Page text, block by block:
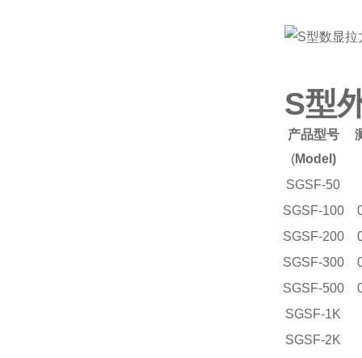
S型
产品型号
(Model)
SGSF-50
SGSF-100
SGSF-200
SGSF-300
SGSF-500
SGSF-1K
SGSF-2K